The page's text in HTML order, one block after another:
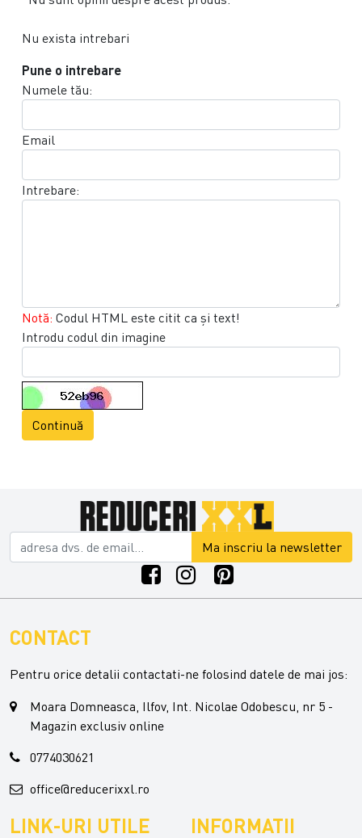
Nu exista intrebari
Pune o intrebare
Numele tău:
Email
Intrebare:
Notă: Codul HTML este citit ca şi text!
Introdu codul din imagine
Continuă
Ma inscriu la newsletter
CONTACT
Pentru orice detalii contactati-ne folosind datele de mai jos:
Moara Domneasca, Ilfov, Int. Nicolae Odobescu, nr 5 -
Magazin exclusiv online
0774030621
office@reducerixxl.ro
LINK-URI UTILE INFORMATII